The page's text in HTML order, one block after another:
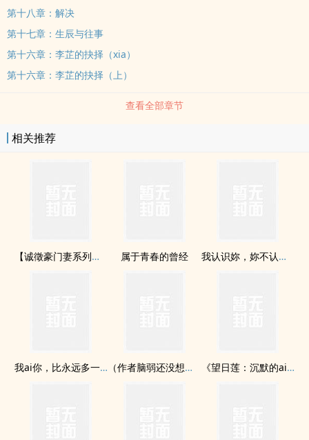
後續章節，建議先在POPO將整本購買完畢後用讀者後台截圖；或者
麵製成的shi物，後引申為非常熱門、很受歡迎、非常搶手的人或事物
的意思。（by百度百科）?李效：（悲憤）朕猜到了帝業艱難的開頭，
猜到了功成名就的結局，就是猜不到過程中寵愛的小女兒在婚姻市場
遠離公主……噓，不准跟別人說俺們家有未嫁、不，未娶的兒子！內
爺啊，其實我有暗戀的對象。──總之，這是個滯銷的女主找婆家的故
￣￣￣￣￣￣￣￣￣￣￣￣￣￣￣｛更新ri程｝●更新：2014/05-
2014/08●完結：2011/08/13￣￣￣￣￣￣￣￣￣￣￣￣￣￣￣￣￣
￣￣￣￣￣￣￣￣￣￣￣￣￣￣￣￣￣｛?POPO以外的滊x｝追蹤更
第十八章：解决
第十七章：生辰与往事
第十六章：李芷的抉择（xia）
第十六章：李芷的抉择（上）
查看全部章节
相关推荐
【诚徵豪门妻系列四】明天见，雪莉 属于青春的曾经 我认识妳，妳不认识我。
我ai你，比永远多一天 （作者脑弱还没想到书名） 《望日莲：沉默的ai》